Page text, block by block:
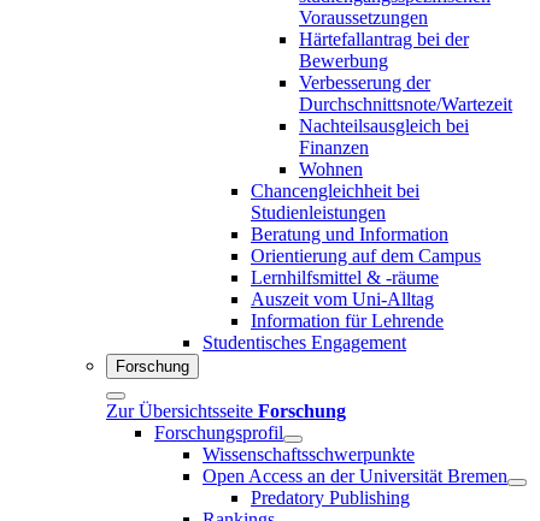
Voraussetzungen
Härtefallantrag bei der
Bewerbung
Verbesserung der
Durchschnittsnote/Wartezeit
Nachteilsausgleich bei
Finanzen
Wohnen
Chancengleichheit bei
Studienleistungen
Beratung und Information
Orientierung auf dem Campus
Lernhilfsmittel & -räume
Auszeit vom Uni-Alltag
Information für Lehrende
Studentisches Engagement
Forschung
Zur Übersichtsseite Forschung
Forschungsprofil
Wissenschaftsschwerpunkte
Open Access an der Universität Bremen
Predatory Publishing